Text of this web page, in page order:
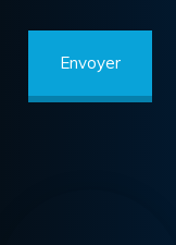
Envoyer